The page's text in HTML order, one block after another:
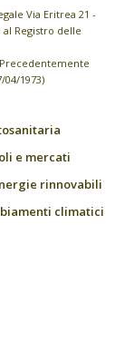
Via Eritrea 21 -
Registro delle
1973)
e mercati
rinnovabili
climatici